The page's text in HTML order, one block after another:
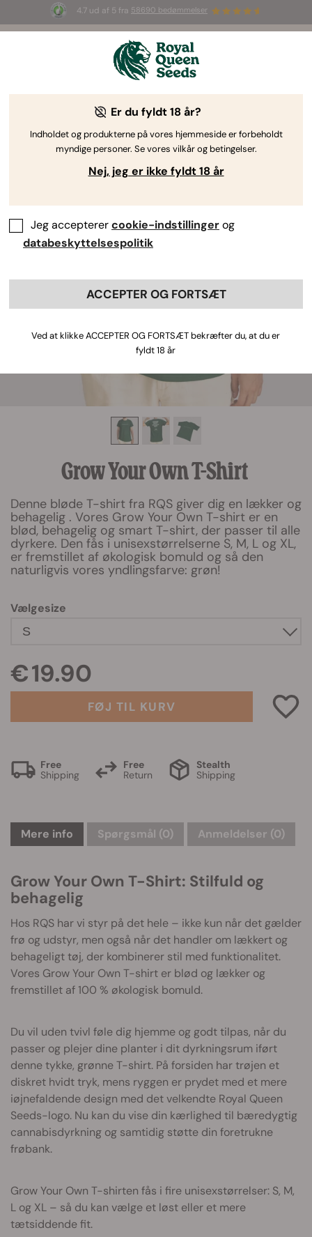
4.7 ud af 5 fra 58690 bedømmelser
3 White Widow Auto frøGRATIS til de
Grow Your Own T-Shirt
Denne bløde T-shirt fra RQS giver dig en lækker og
behagelig . Vores Grow Your Own T-shirt er en
blød, behagelig og smart T-shirt, der passer til alle
dyrkere. Den fås i unisexstørrelserne S, M, L og XL,
er fremstillet af økologisk bomuld og så den
naturligvis vores yndlingsfarve: grøn!
Vælgesize
€ 19.90
FØJ TIL KURV
Free
Shipping
Free
Return
Stealth
Shipping
Mere info Spørgsmål (0) Anmeldelser (0)
Grow Your Own T-Shirt: Stilfuld og
behagelig
Hos RQS har vi styr på det hele – ikke kun når det gælder
frø og udstyr, men også når det handler om lækkert og
behageligt tøj, der kombinerer stil med funktionalitet.
Vores Grow Your Own T-shirt er blød og lækker og
fremstillet af 100 % økologisk bomuld.
Du vil uden tvivl føle dig hjemme og godt tilpas, når du
passer og plejer dine planter i dit dyrkningsrum iført
denne tykke, grønne T-shirt. På forsiden har trøjen et
diskret hvidt tryk, mens ryggen er prydet med et mere
iøjnefaldende design med det velkendte Royal Queen
Seeds-logo. Nu kan du vise din kærlighed til bæredygtig
cannabisdyrkning og samtidig støtte din foretrukne
frøbank.
Grow Your Own T-shirten fås i fire unisexstørrelser: S, M,
L og XL – så du kan vælge et løst eller et mere
tætsiddende fit.
Er du fyldt 18 år?
Indholdet og produkterne på vores hjemmeside er forbeholdt
myndige personer. Se vores vilkår og betingelser.
Nej, jeg er ikke fyldt 18 år
Jeg accepterercookie-indstillingerog
databeskyttelsespolitik
ACCEPTER OG FORTSÆT
Ved at klikke ACCEPTER OG FORTSÆT bekræfter du, at du er
fyldt 18 år